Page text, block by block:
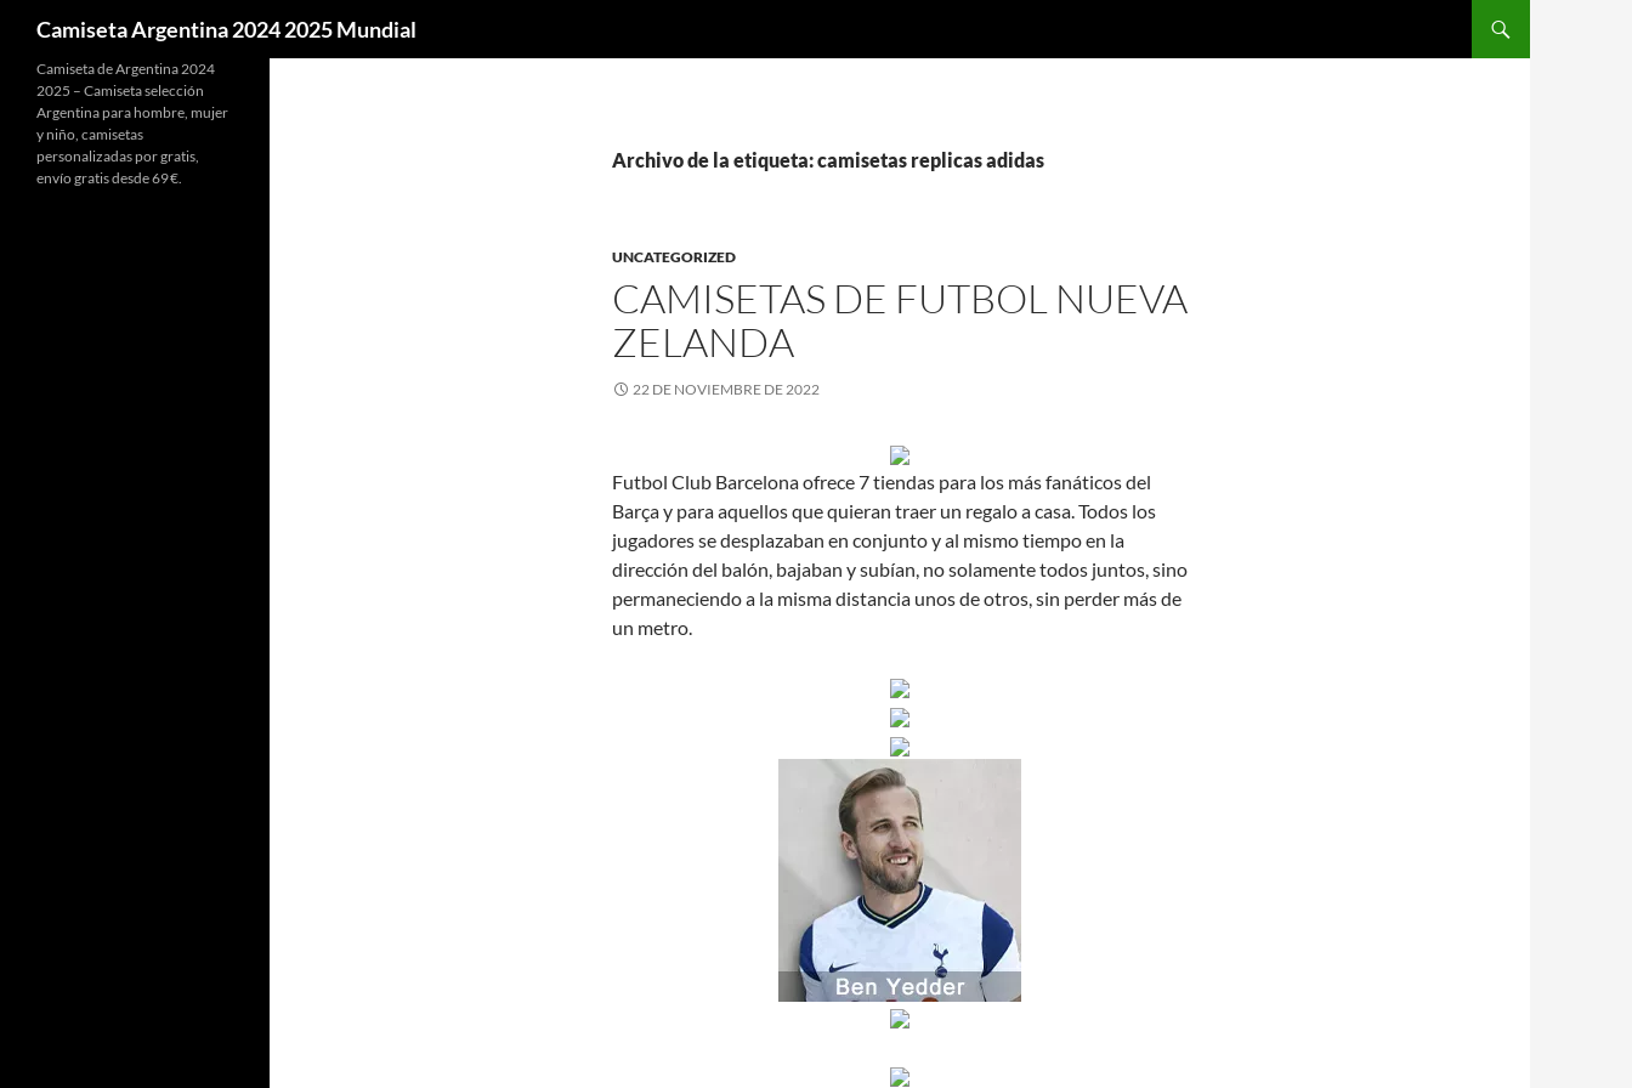
Camiseta Argentina 2024 2025 Mundial
Archivo de la etiqueta: camisetas replicas adidas
UNCATEGORIZED
CAMISETAS DE FUTBOL NUEVA
ZELANDA
22 DE NOVIEMBRE DE 2022
Futbol Club Barcelona ofrece 7 tiendas para los más fanáticos del
Barça y para aquellos que quieran traer un regalo a casa. Todos los
jugadores se desplazaban en conjunto y al mismo tiempo en la
dirección del balón, bajaban y subían, no solamente todos juntos, sino
permaneciendo a la misma distancia unos de otros, sin perder más de
un metro.
Camiseta de Argentina 2024
2025 – Camiseta selección
Argentina para hombre, mujer
y niño, camisetas
personalizadas por gratis,
envío gratis desde 69 €.